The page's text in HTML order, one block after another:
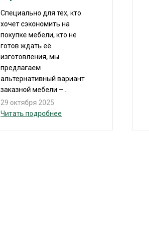
Специально для тех, кто
хочет сэкономить на
покупке мебели, кто не
готов ждать её
изготовления, мы
предлагаем
альтернативный вариант
заказной мебели –...
29 октября 2025
Читать подробнее